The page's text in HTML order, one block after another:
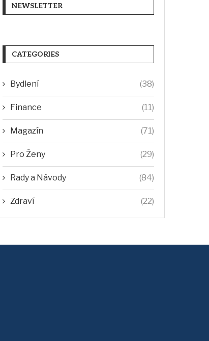
NEWSLETTER
CATEGORIES
Bydlení (38)
Finance (11)
Magazín (71)
Pro Ženy (29)
Rady a Návody (84)
Zdraví (22)